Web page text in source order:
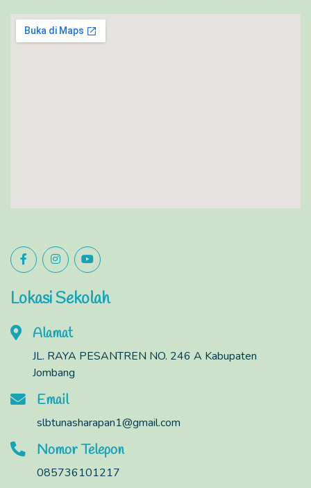
Lokasi Sekolah
Alamat
JL. RAYA PESANTREN NO. 246 A Kabupaten
Jombang
Email
slbtunasharapan1@gmail.com
Nomor Telepon
085736101217